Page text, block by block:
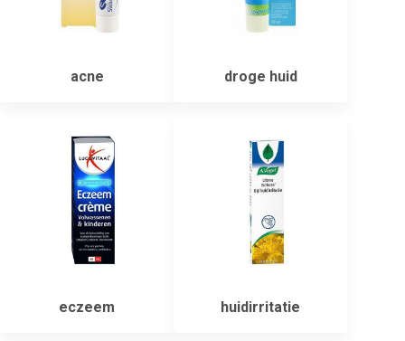
acne droge huid
eczeem huidirritatie